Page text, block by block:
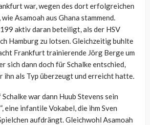
war, wegen des dort erfolgreichen
Asamoah aus Ghana stammend.
aktiv daran beteiligt, als der HSV
Hamburg zu lotsen. Gleichzeitig buhlte
Frankfurt trainierende Jörg Berge um
sich dann doch für Schalke entschied,
ihn als Typ überzeugt und erreicht hatte.
war dann Huub Stevens sein
eine infantile Vokabel, die ihm Sven
aufdrängt. Gleichwohl Asamoah